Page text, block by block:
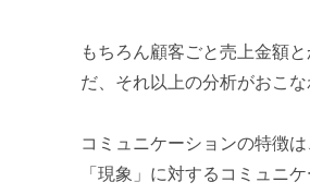
もちろん顧客ごと売上金額
だ、それ以上の分析がおこな
コミュニケーションの特徴
「現象」に対するコミュニ